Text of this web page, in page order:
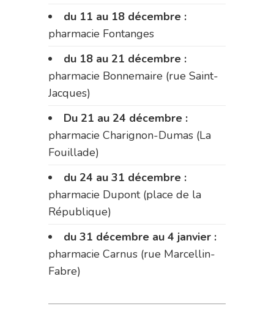
du 11 au 18 décembre :
pharmacie Fontanges
du 18 au 21 décembre :
pharmacie Bonnemaire (rue Saint-
Jacques)
Du 21 au 24 décembre :
pharmacie Charignon-Dumas (La
Fouillade)
du 24 au 31 décembre :
pharmacie Dupont (place de la
République)
du 31 décembre au 4 janvier :
pharmacie Carnus (rue Marcellin-
Fabre)